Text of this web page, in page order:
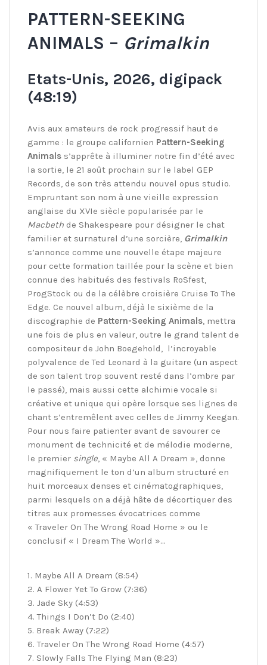
PATTERN-SEEKING
ANIMALS – Grimalkin
Etats-Unis, 2026, digipack
(48:19)
Avis aux amateurs de rock progressif haut de
gamme : le groupe californien Pattern-Seeking
Animals s’apprête à illuminer notre fin d’été avec
la sortie, le 21 août prochain sur le label GEP
Records, de son très attendu nouvel opus studio.
Empruntant son nom à une vieille expression
anglaise du XVIe siècle popularisée par le
Macbeth de Shakespeare pour désigner le chat
familier et surnaturel d’une sorcière, Grimalkin
s’annonce comme une nouvelle étape majeure
pour cette formation taillée pour la scène et bien
connue des habitués des festivals RoSfest,
ProgStock ou de la célèbre croisière Cruise To The
Edge. Ce nouvel album, déjà le sixième de la
discographie de Pattern-Seeking Animals, mettra
une fois de plus en valeur, outre le grand talent de
compositeur de John Boegehold, l’incroyable
polyvalence de Ted Leonard à la guitare (un aspect
de son talent trop souvent resté dans l’ombre par
le passé), mais aussi cette alchimie vocale si
créative et unique qui opère lorsque ses lignes de
chant s’entremêlent avec celles de Jimmy Keegan.
Pour nous faire patienter avant de savourer ce
monument de technicité et de mélodie moderne,
le premier single, « Maybe All A Dream », donne
magnifiquement le ton d’un album structuré en
huit morceaux denses et cinématographiques,
parmi lesquels on a déjà hâte de décortiquer des
titres aux promesses évocatrices comme
« Traveler On The Wrong Road Home » ou le
conclusif « I Dream The World »…
1. Maybe All A Dream (8:54)
2. A Flower Yet To Grow (7:36)
3. Jade Sky (4:53)
4. Things I Don’t Do (2:40)
5. Break Away (7:22)
6. Traveler On The Wrong Road Home (4:57)
7. Slowly Falls The Flying Man (8:23)